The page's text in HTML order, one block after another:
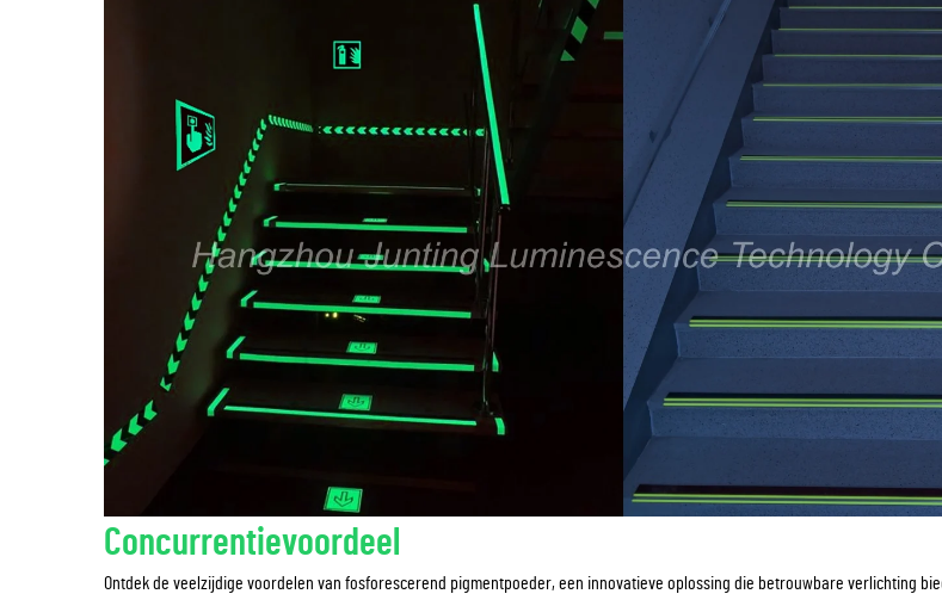
Concurrentievoordeel
Ontdek de veelzijdige voordelen van fosforescerend pigmentpoeder, een innovatieve oplossing die betrouwbare verlichting